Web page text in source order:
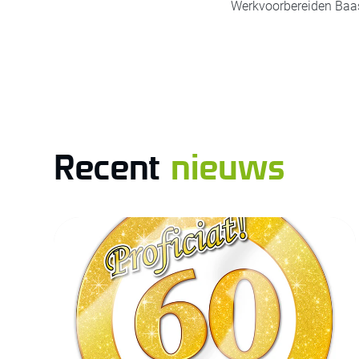
Werkvoorbereiden
Recent nieuws